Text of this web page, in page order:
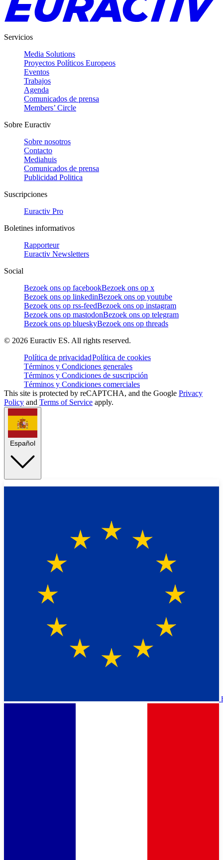
Servicios
Media Solutions
Proyectos Políticos Europeos
Eventos
Trabajos
Agenda
Comunicados de prensa
Members’ Circle
Sobre Euractiv
Sobre nosotros
Contacto
Mediahuis
Comunicados de prensa
Publicidad Politica
Suscripciones
Euractiv Pro
Boletines informativos
Rapporteur
Euractiv Newsletters
Social
Bezoek ons op facebookBezoek ons op x
Bezoek ons op linkedinBezoek ons op youtube
Bezoek ons op rss-feedBezoek ons op instagram
Bezoek ons op mastodonBezoek ons op telegram
Bezoek ons op blueskyBezoek ons op threads
© 2026 Euractiv ES. All rights reserved.
Política de privacidadPolítica de cookies
Términos y Condiciones generales
Términos y Condiciones de suscripción
Términos y Condiciones comerciales
This site is protected by reCAPTCHA, and the Google Privacy
Policy and Terms of Service apply.
Español